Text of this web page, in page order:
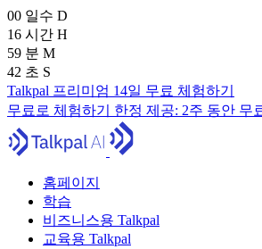
00 일수 D
16 시간 H
59 분 M
39 초 S
Talkpal 프리미엄 14일 무료 체험하기
무료로 체험하기 한정 제공: 2주 동안 무
홈페이지
학습
비즈니스용 Talkpal
교육용 Talkpal